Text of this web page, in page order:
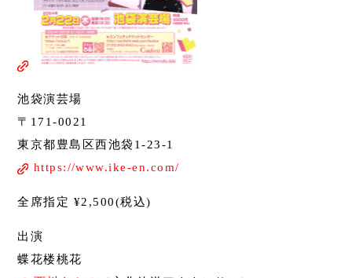
池袋演芸場
〒171-0021
東京都豊島区西池袋1-23-1
https://www.ike-en.com/
全席指定 ¥2,500(税込)
出演
蝶花楼桃花